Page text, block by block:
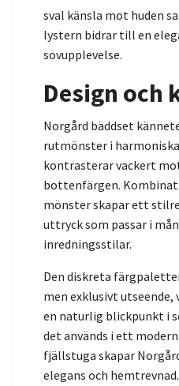
sval känsla mot huden
lystern bidrar till en
sovupplevelse.
Design och
Norgård bäddset
rutmönster i
kontrasterar vackert
bottenfärgen.
mönster skapar ett
uttryck som passar i
inredningsstilar.
Den diskreta
men exklusivt
en naturlig blickpunkt i
det används i ett
fjällstuga skapar
elegans och hemtrevnad.